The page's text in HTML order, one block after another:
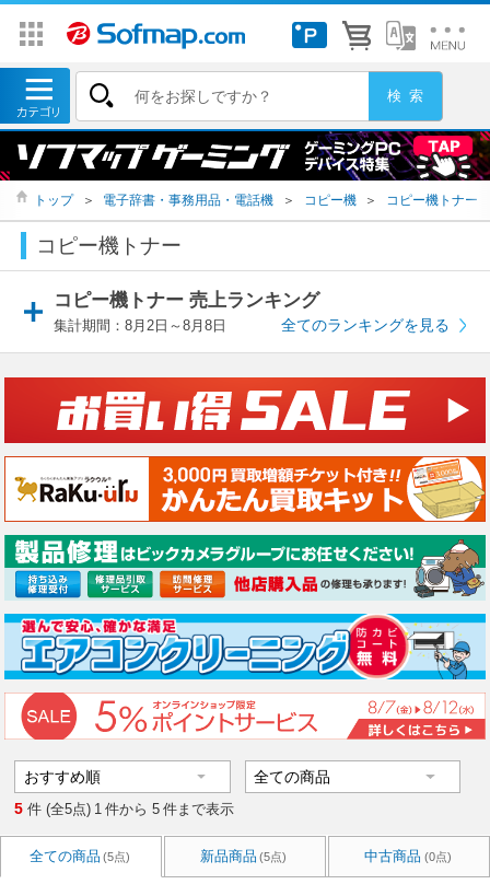
トップ ＞ 電子辞書・事務用品・電話機 ＞ コピー機 ＞ コピー機トナー
コピー機トナー
コピー機トナー 売上ランキング
集計期間：8月2日～8月8日 全てのランキングを見る
5 件 (全5点) 1 件から 5 件まで表示
全ての商品 (5点) 新品商品 (5点) 中古商品 (0点)